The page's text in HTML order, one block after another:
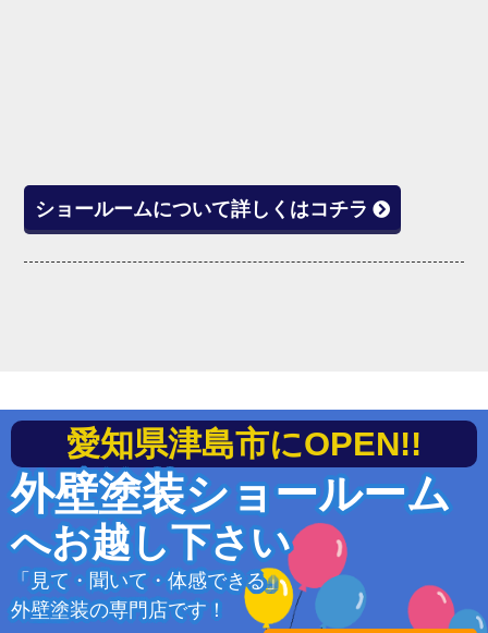
ショールームについて詳しくはコチラ
愛知県津島市にOPEN!!
外壁塗装ショールーム
へお越し下さい
「見て・聞いて・体感できる」
外壁塗装の専門店です！